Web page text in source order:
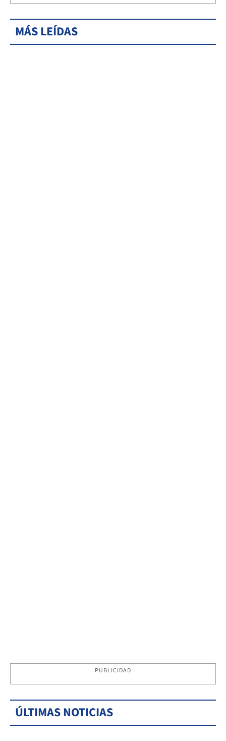
MÁS LEÍDAS
PUBLICIDAD
ÚLTIMAS NOTICIAS